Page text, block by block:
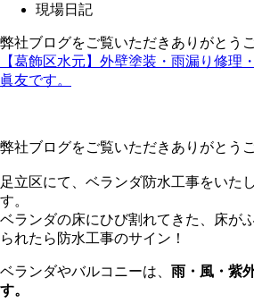
現場日記
弊社ブログをご覧いただきありがとう
【葛飾区水元】外壁塗装・雨漏り修理
眞友です。
弊社ブログをご覧いただきありがとう
足立区にて、ベランダ防水工事をいた
す。
ベランダの床にひび割れてきた、床が
られたら防水工事のサイン！
ベランダやバルコニーは、 雨・風・紫
す。